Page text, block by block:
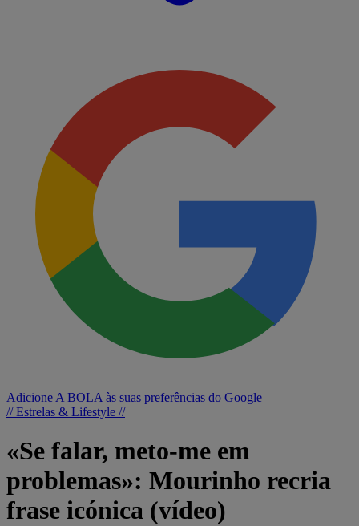
Adicione A BOLA às suas preferências do Google
// Estrelas & Lifestyle //
«Se falar, meto-me em
problemas»: Mourinho recria
frase icónica (vídeo)